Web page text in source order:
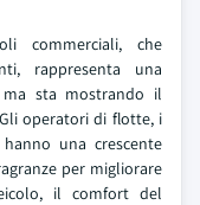
commerciali, che
rappresenta una
sta mostrando il
operatori di flotte, i
una crescente
per migliorare
il comfort del